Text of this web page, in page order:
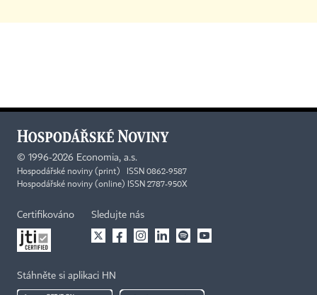
© 1996-2026 Economia, a.s.
Hospodářské noviny (print) ISSN 0862-9587
Hospodářské noviny (online) ISSN 2787-950X
Certifikováno Sledujte nás
Stáhněte si aplikaci HN